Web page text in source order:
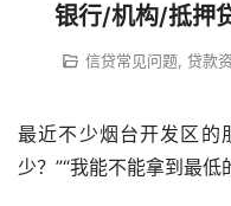
银行/机构/抵押
信贷常见问题, 贷款
最近不少烟台开发区的
少？”“我能不能拿到最低